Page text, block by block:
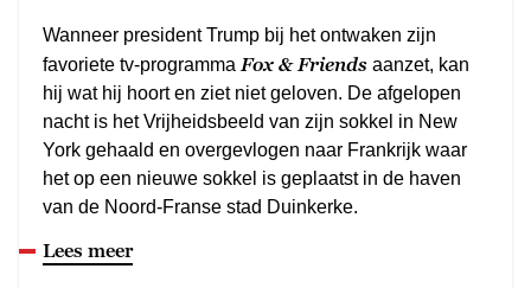
Wanneer president Trump bij het ontwaken zijn
favoriete tv-programma Fox & Friends aanzet, kan
hij wat hij hoort en ziet niet geloven. De afgelopen
nacht is het Vrijheidsbeeld van zijn sokkel in New
York gehaald en overgevlogen naar Frankrijk waar
het op een nieuwe sokkel is geplaatst in de haven
van de Noord-Franse stad Duinkerke.
Lees meer